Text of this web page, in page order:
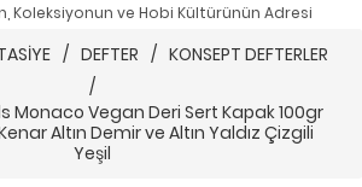
Koleksiyonun ve Hobi Kültürünün Adresi
/ DEFTER / KONSEPT DEFTERLER
/
Monaco Vegan Deri Sert Kapak 100gr
Altın Demir ve Altın Yaldız Çizgili
Yeşil